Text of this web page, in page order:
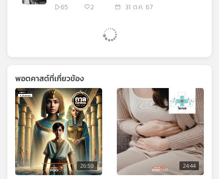
65
2 31 ต.ค. 67
พอตคาสต์ที่เกี่ยวข้อง
26:59 24:44